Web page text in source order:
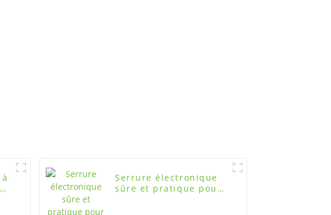
Serrure électronique
sûre et pratique pour